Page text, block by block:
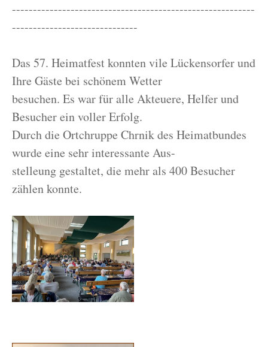
----------------------------------------------------------
------------------------------
Das 57. Heimatfest konnten vile Lückensorfer und
Ihre Gäste bei schönem Wetter
besuchen. Es war für alle Akteuere, Helfer und
Besucher ein voller Erfolg.
Durch die Ortchruppe Chrnik des Heimatbundes
wurde eine sehr interessante Aus-
stelleung gestaltet, die mehr als 400 Besucher
zählen konnte.